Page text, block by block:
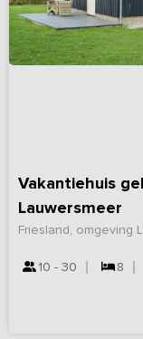
Vakantiehuis
Lauwersmeer
Friesland, omgeving
10 - 30 8